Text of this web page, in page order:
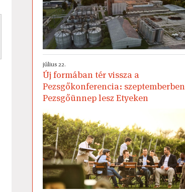
július 22.
Új formában tér vissza a
Pezsgőkonferencia: szeptemberben
Pezsgőünnep lesz Etyeken